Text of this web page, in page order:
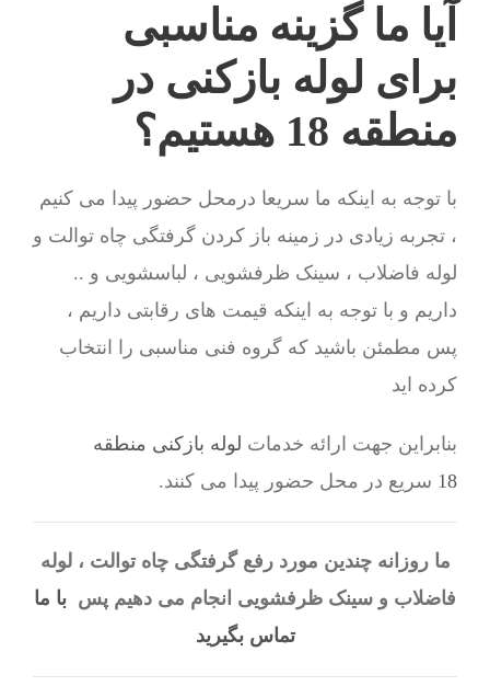
آیا ما گزینه مناسبی
برای لوله بازکنی در
منطقه 18 هستیم؟
با توجه به اینکه ما سریعا درمحل حضور پیدا می کنیم
، تجربه زیادی در زمینه باز کردن گرفتگی چاه توالت و
لوله فاضلاب ، سینک ظرفشویی ، لباسشویی و ..
داریم و با توجه به اینکه قیمت های رقابتی داریم ،
پس مطمئن باشید که گروه فنی مناسبی را انتخاب
کرده اید
بنابراین جهت ارائه خدمات لوله بازکنی منطقه
18 سریع در محل حضور پیدا می کنند.
ما روزانه چندین مورد رفع گرفتگی چاه توالت ، لوله
فاضلاب و سینک ظرفشویی انجام می دهیم پس با ما
تماس بگیرید